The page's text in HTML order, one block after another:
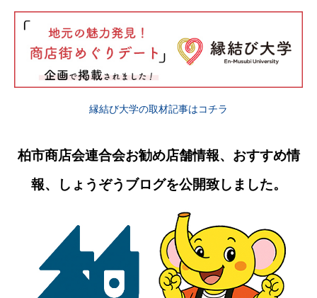
縁結び大学の取材記事はコチラ
柏市商店会連合会お勧め店舗情報、おすすめ情
報、しょうぞうブログを公開致しました。